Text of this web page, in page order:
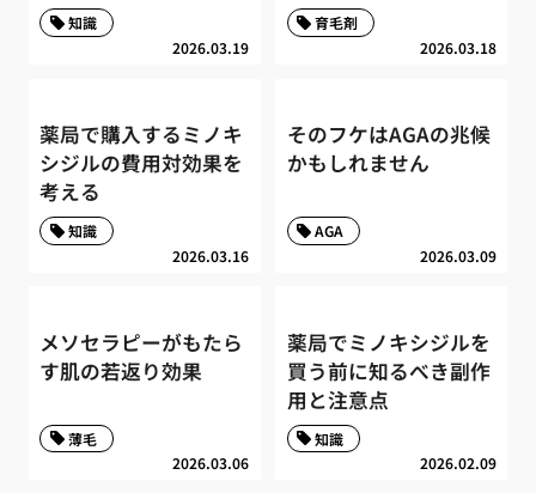
2026.03.19
知識
2026.03.18
育毛剤
薬局で購入するミノキ
シジルの費用対効果を
考える
2026.03.16
知識
そのフケはAGAの兆候
かもしれません
2026.03.09
AGA
メソセラピーがもたら
す肌の若返り効果
2026.03.06
薄毛
薬局でミノキシジルを
買う前に知るべき副作
用と注意点
2026.02.09
知識